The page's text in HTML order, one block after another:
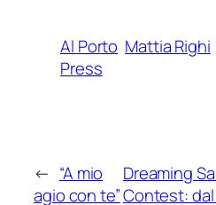
Al Porto Mattia Righi
Press
← “A mio
agio con te”
Dreaming
Contest: dal